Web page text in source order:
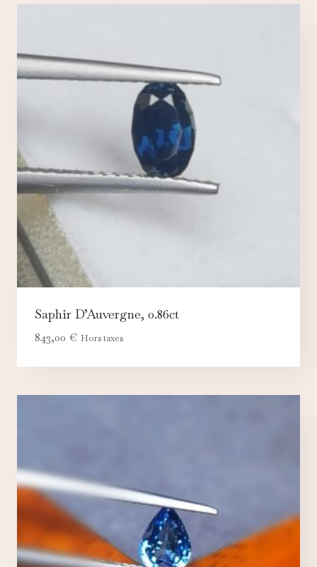
Saphir D’Auvergne, 0.86ct
843,00 € Hors taxes